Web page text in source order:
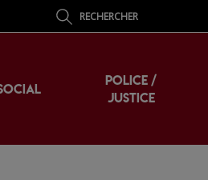
RECHERCHER
POLICE /
JUSTICE